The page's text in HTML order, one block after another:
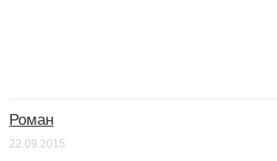
Роман
22.09.2015